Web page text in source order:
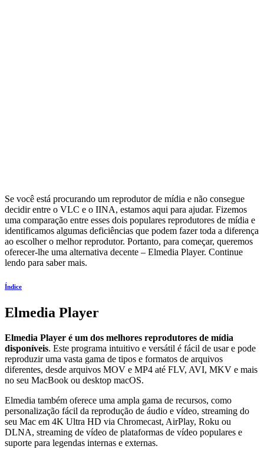
Se você está procurando um reprodutor de mídia e não consegue
decidir entre o VLC e o IINA, estamos aqui para ajudar. Fizemos
uma comparação entre esses dois populares reprodutores de mídia e
identificamos algumas deficiências que podem fazer toda a diferença
ao escolher o melhor reprodutor. Portanto, para começar, queremos
oferecer-lhe uma alternativa decente – Elmedia Player. Continue
lendo para saber mais.
Índice
Elmedia Player
Elmedia Player é um dos melhores reprodutores de mídia
disponíveis. Este programa intuitivo e versátil é fácil de usar e pode
reproduzir uma vasta gama de tipos e formatos de arquivos
diferentes, desde arquivos MOV e MP4 até FLV, AVI, MKV e mais
no seu MacBook ou desktop macOS.
Elmedia também oferece uma ampla gama de recursos, como
personalização fácil da reprodução de áudio e vídeo, streaming do
seu Mac em 4K Ultra HD via Chromecast, AirPlay, Roku ou
DLNA, streaming de vídeo de plataformas de vídeo populares e
suporte para legendas internas e externas.